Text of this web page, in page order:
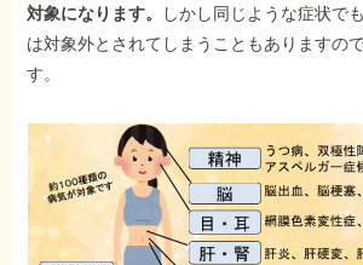
対象になります。
しかし同じような症状で
は対象外とされてしまうこともありますの
す。